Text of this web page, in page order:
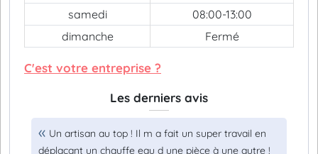
samedi
08:00-13:00
dimanche
Fermé
C'est votre entreprise ?
Les derniers avis
Un artisan au top ! Il m a fait un super travail en
déplaçant un chauffe eau d une pièce à une autre !